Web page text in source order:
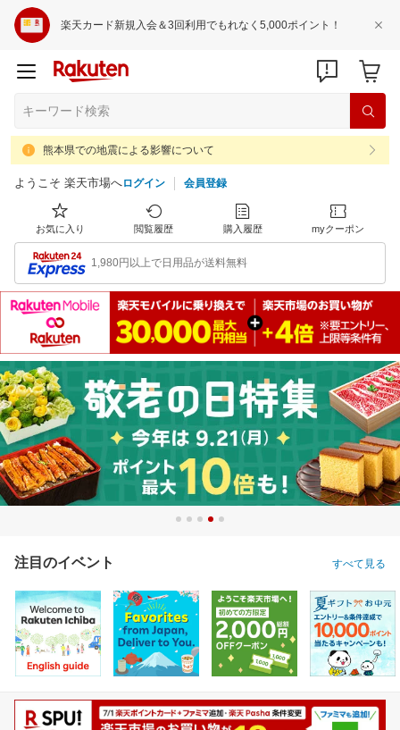
楽天カード新規入会＆3回利用でもれなく5,000ポイント！
熊本県での地震による影響について
ようこそ 楽天市場へログイン 会員登録
お気に入り 閲覧履歴 購入履歴 myクーポン
1,980円以上で日用品が送料無料
注目のイベント すべて見る